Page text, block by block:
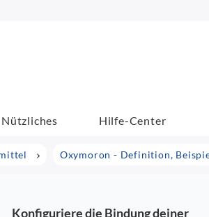
Nützliches Hilfe-Center
Oxymoron - Definition,
Konfiguriere die Bindung deiner